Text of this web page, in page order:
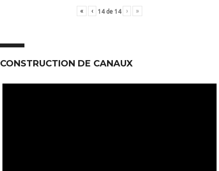
« ‹ 14de 14 › »
CONSTRUCTION DE CANAUX